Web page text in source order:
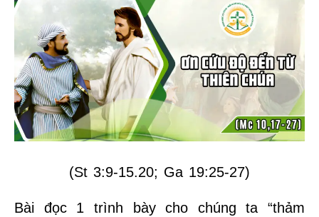
(St 3:9-15.20; Ga 19:25-27)
Bài đọc 1 trình bày cho chúng ta “thảm